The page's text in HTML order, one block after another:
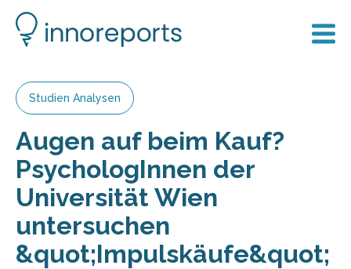
Studien Analysen
Augen auf beim Kauf?
PsychologInnen der
Universität Wien
untersuchen
&quot;Impulskäufe&quot;